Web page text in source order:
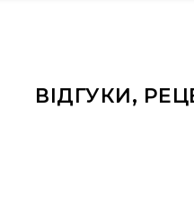
ВІДГУКИ,